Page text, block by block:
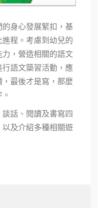
身心發展緊扣，基
程。考慮到幼兒的
，營造相關的語文
語文築習活動，應
最後才是寫，那麼
話、閱讀及書寫四
及介紹多種相關遊